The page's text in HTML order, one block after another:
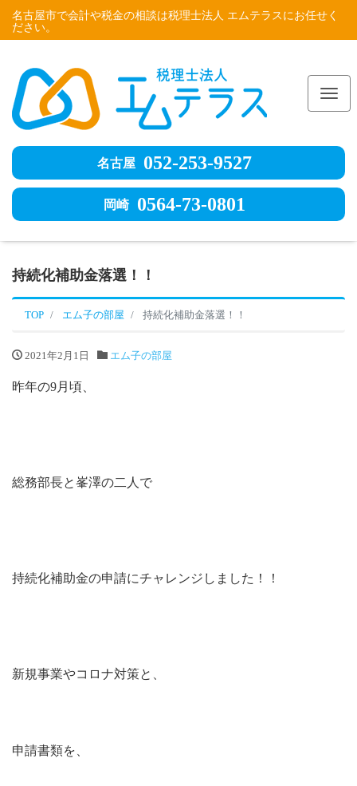
名古屋市で会計や税金の相談は税理士法人 エムテラスにお任せく
ださい。
名古屋 052-253-9527
岡崎 0564-73-0801
持続化補助金落選！！
TOP エム子の部屋 持続化補助金落選！！
2021年2月1日 エム子の部屋
昨年の9月頃、
総務部長と峯澤の二人で
持続化補助金の申請にチャレンジしました！！
新規事業やコロナ対策と、
申請書類を、